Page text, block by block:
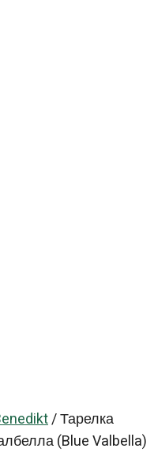
/Тарелка
(Blue Valbella)